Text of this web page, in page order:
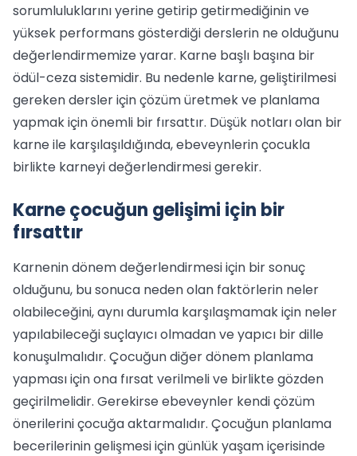
sorumluluklarını yerine getirip getirmediğinin ve
yüksek performans gösterdiği derslerin ne olduğunu
değerlendirmemize yarar. Karne başlı başına bir
ödül-ceza sistemidir. Bu nedenle karne, geliştirilmesi
gereken dersler için çözüm üretmek ve planlama
yapmak için önemli bir fırsattır. Düşük notları olan bir
karne ile karşılaşıldığında, ebeveynlerin çocukla
birlikte karneyi değerlendirmesi gerekir.
Karne çocuğun gelişimi için bir
fırsattır
Karnenin dönem değerlendirmesi için bir sonuç
olduğunu, bu sonuca neden olan faktörlerin neler
olabileceğini, aynı durumla karşılaşmamak için neler
yapılabileceği suçlayıcı olmadan ve yapıcı bir dille
konuşulmalıdır. Çocuğun diğer dönem planlama
yapması için ona fırsat verilmeli ve birlikte gözden
geçirilmelidir. Gerekirse ebeveynler kendi çözüm
önerilerini çocuğa aktarmalıdır. Çocuğun planlama
becerilerinin gelişmesi için günlük yaşam içerisinde